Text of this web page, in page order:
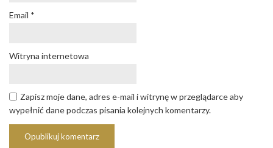
Email *
Witryna internetowa
Zapisz moje dane, adres e-mail i witrynę w przeglądarce aby
wypełnić dane podczas pisania kolejnych komentarzy.